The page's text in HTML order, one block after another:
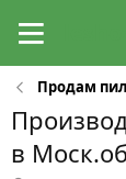
Продам
в